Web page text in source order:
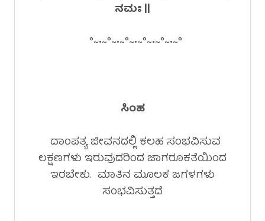
ನಮಃ ||
°~•~°~•~°~•~°~•~°~•~°
ಸಿಂಹ
ದಾಂಪತ್ಯ ಜೀವನದಲ್ಲಿ ಕಲಹ ಸಂಭವಿಸುವ
ಲಕ್ಷಣಗಳು ಇರುವುದರಿಂದ ಜಾಗರೂಕತೆಯಿಂದ
ಇರಬೇಕು. ಮಾತಿನ ಮೂಲಕ ಜಗಳಗಳು
ಸಂಭವಿಸುತ್ತದೆ